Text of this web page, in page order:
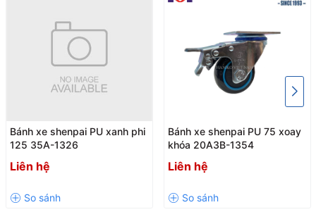
Bánh xe shenpai PU xanh phi
125 35A-1326
Liên hệ
Bánh xe shenpai PU 75 xoay
khóa 20A3B-1354
Liên hệ